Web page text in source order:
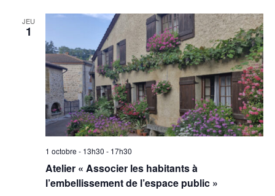
JEU
1
Atelier « Associer les habitants à
l’embellissement de l’espace public »
1 octobre - 13h30 - 17h30